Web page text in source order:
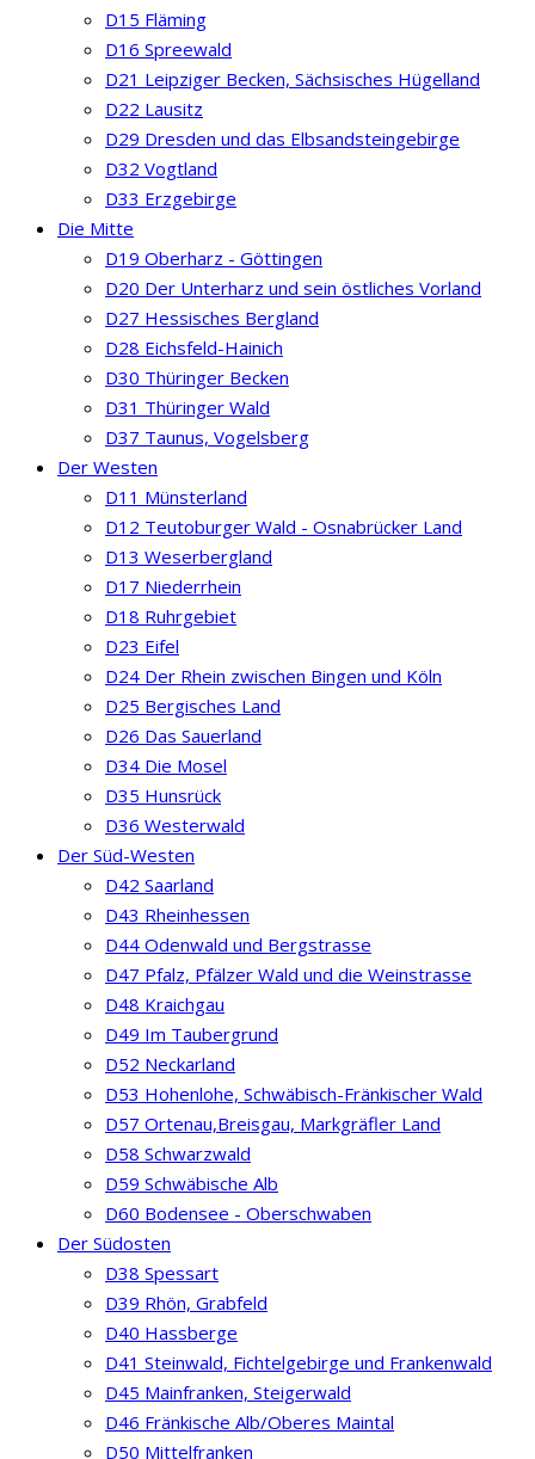
D15 Fläming
D16 Spreewald
D21 Leipziger Becken, Sächsisches Hügelland
D22 Lausitz
D29 Dresden und das Elbsandsteingebirge
D32 Vogtland
D33 Erzgebirge
Die Mitte
D19 Oberharz - Göttingen
D20 Der Unterharz und sein östliches Vorland
D27 Hessisches Bergland
D28 Eichsfeld-Hainich
D30 Thüringer Becken
D31 Thüringer Wald
D37 Taunus, Vogelsberg
Der Westen
D11 Münsterland
D12 Teutoburger Wald - Osnabrücker Land
D13 Weserbergland
D17 Niederrhein
D18 Ruhrgebiet
D23 Eifel
D24 Der Rhein zwischen Bingen und Köln
D25 Bergisches Land
D26 Das Sauerland
D34 Die Mosel
D35 Hunsrück
D36 Westerwald
Der Süd-Westen
D42 Saarland
D43 Rheinhessen
D44 Odenwald und Bergstrasse
D47 Pfalz, Pfälzer Wald und die Weinstrasse
D48 Kraichgau
D49 Im Taubergrund
D52 Neckarland
D53 Hohenlohe, Schwäbisch-Fränkischer Wald
D57 Ortenau,Breisgau, Markgräfler Land
D58 Schwarzwald
D59 Schwäbische Alb
D60 Bodensee - Oberschwaben
Der Südosten
D38 Spessart
D39 Rhön, Grabfeld
D40 Hassberge
D41 Steinwald, Fichtelgebirge und Frankenwald
D45 Mainfranken, Steigerwald
D46 Fränkische Alb/Oberes Maintal
D50 Mittelfranken